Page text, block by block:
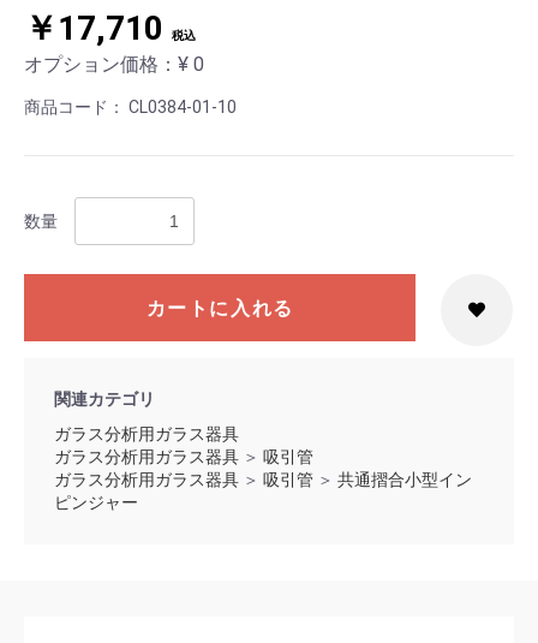
￥17,710 税込
オプション価格：¥ 0
商品コード： CL0384-01-10
数量
カートに入れる
関連カテゴリ
ガラス分析用ガラス器具
ガラス分析用ガラス器具 ＞ 吸引管
ガラス分析用ガラス器具 ＞ 吸引管 ＞ 共通摺合小型イン
ピンジャー